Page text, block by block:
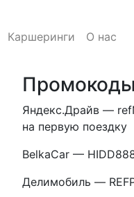
Каршеринги О нас
Промокоды
Яндекс.Драйв —
на первую поездку
BelkaCar —
Делимобиль —